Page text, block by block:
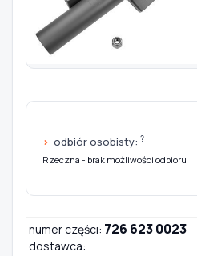
Szukaj pasujących części
odbiór osobisty: ?
Rzeczna - brak możliwości odbioru
numer części: 726 623 0023
dostawca: